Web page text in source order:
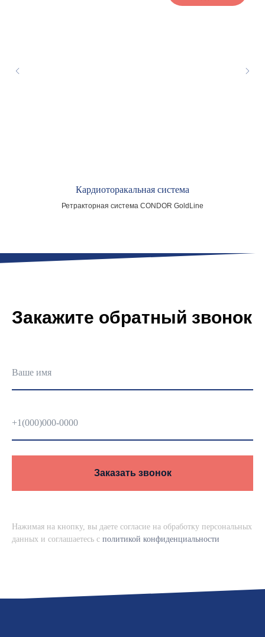
Кардиоторакальная система
Ретракторная система CONDOR GoldLine
Закажите обратный звонок
Ваше имя
+1(000)000-0000
Заказать звонок
Нажимая на кнопку, вы даете согласие на обработку персональных
данных и соглашаетесь c политикой конфиденциальности